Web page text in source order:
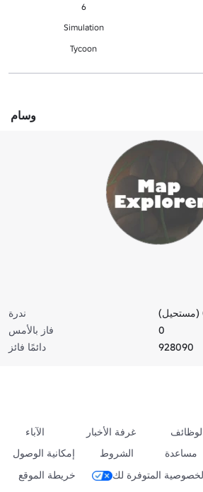
6
Simulation
Tycoon
وسام
ندرة
فاز بالأمس
0
دائمًا فائز
928090
غرفة الأخبار
الآباء
مساعدة الشروط
إمكانية الوصول
المتوفرة لك خريطة الموقع